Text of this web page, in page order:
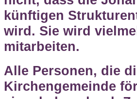
künftigen
wird. Sie wird
mitarbeiten.
Alle Personen, die
Kirchengemeinde